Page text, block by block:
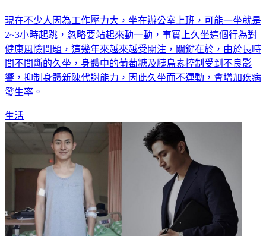
現在不少人因為工作壓力大，坐在辦公室上班，可能一坐就是
2~3小時起跳，忽略要站起來動一動，事實上久坐這個行為對
健康風險問題，這幾年來越來越受關注，關鍵在於，由於長時
間不間斷的久坐，身體中的葡萄糖及胰島素控制受到不良影
響，抑制身體新陳代謝能力，因此久坐而不運動，會增加疾病
發生率。
生活